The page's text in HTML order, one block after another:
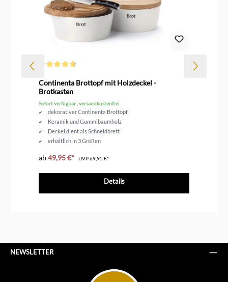
Continenta Brottopf mit Holzdeckel -
Brotkasten
Sofort verfügbar , versandkostenfrei
dekorativer Continenta Brottopf
Keramik und Gummibaumholz
Deckel dient als Schneidbrett
erhältlich in 3 Größen
ab49,95 €* UVP69,95 €*
Details
NEWSLETTER